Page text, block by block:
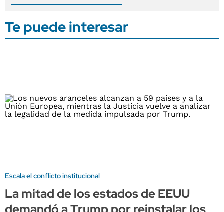
Te puede interesar
Escala el conflicto institucional
La mitad de los estados de EEUU